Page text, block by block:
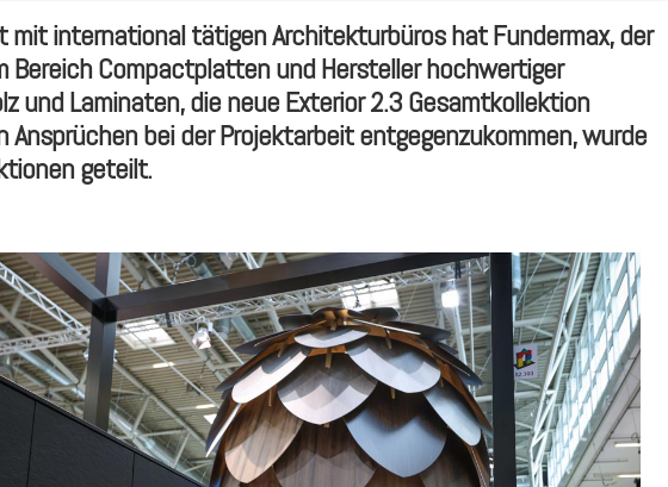
mit international tätigen Architekturbüros hat Fundermax, der
Bereich Compactplatten und Hersteller hochwertiger
und Laminaten, die neue Exterior 2.3 Gesamtkollektion
Ansprüchen bei der Projektarbeit entgegenzukommen, wurde
geteilt.